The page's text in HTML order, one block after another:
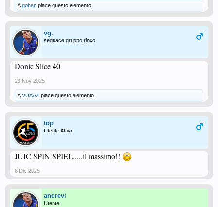
Agohan piace questo elemento.
vg.
seguace gruppo rinco
Donic Slice 40
23 Nov 2025
AVUAAZ piace questo elemento.
top
Utente Attivo
JUIC SPIN SPIEL.....il massimo!!
8 Dic 2025
andrevi
Utente